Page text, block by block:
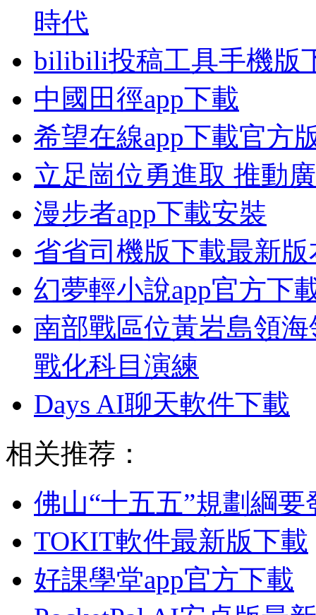
時代
bilibili投稿工具手機版
中國田徑app下載
希望在線app下載官方
立足崗位勇進取 推動
漫步者app下載安裝
省省司機版下載最新
幻夢輕小說app官方下
南部戰區位黃岩島領
戰化科目演練
Days AI聊天軟件下載
相关推荐：
佛山“十五五”規劃綱
TOKIT軟件最新版下載
好課學堂app官方下載